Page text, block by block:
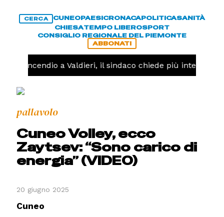
CERCA CUNEOPAESICRONACAPOLITICASANITÀ
CHIESATEMPO LIBEROSPORT
CONSIGLIO REGIONALE DEL PIEMONTE
ABBONATI
Incendio a Valdieri, il sindaco chiede più interventi
pallavolo
Cuneo Volley, ecco
Zaytsev: “Sono carico di
energia” (VIDEO)
20 giugno 2025
Cuneo